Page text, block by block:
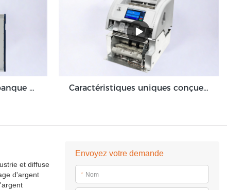
Validateur de billets de banque de machine de dépôt en espèces à volume élevé pour l'environnement de back-office GDM-300 Caractéristiques uniques conçues pour optimiser le module de machine de dépôt en espèces Grace GDM100
et diffuse
d'argent
Envoyez votre demande
* Nom